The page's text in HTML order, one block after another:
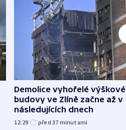
Demolice vyhořelé výškové
budovy ve Zlíně začne až v
následujících dnech
12:29 před 37 minutami